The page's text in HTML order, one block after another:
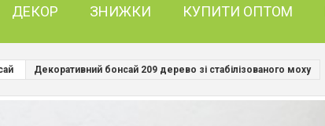
ДЕКОР ЗНИЖКИ КУПИТИ ОПТОМ
Декоративний бонсай 209 дерево зі стабілізованого моху